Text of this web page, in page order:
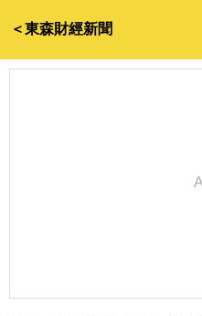
＜東森財經新聞